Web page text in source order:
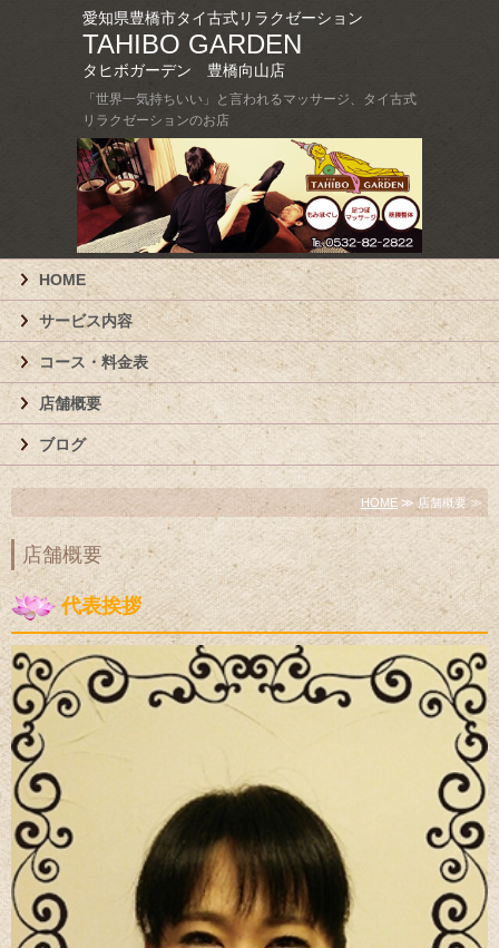
愛知県豊橋市タイ古式リラクゼーション
TAHIBO GARDEN
タヒボガーデン 豊橋向山店
「世界一気持ちいい」と言われるマッサージ、タイ古式
リラクゼーションのお店
HOME
サービス内容
コース・料金表
店舗概要
ブログ
HOME ≫ 店舗概要 ≫
店舗概要
代表挨拶